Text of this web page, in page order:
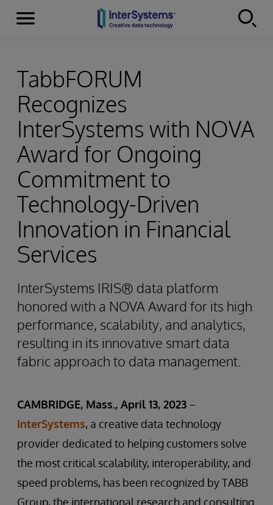
Skip to content
Menu
TabbFORUM
Recognizes
InterSystems with NOVA
Award for Ongoing
Commitment to
Technology-Driven
Innovation in Financial
Services
InterSystems IRIS® data platform
honored with a NOVA Award for its high
performance, scalability, and analytics,
resulting in its innovative smart data
fabric approach to data management.
CAMBRIDGE, Mass., April 13, 2023 –
InterSystems, a creative data technology
provider dedicated to helping customers solve
the most critical scalability, interoperability, and
speed problems, has been recognized by TABB
Group, the international research and consulting